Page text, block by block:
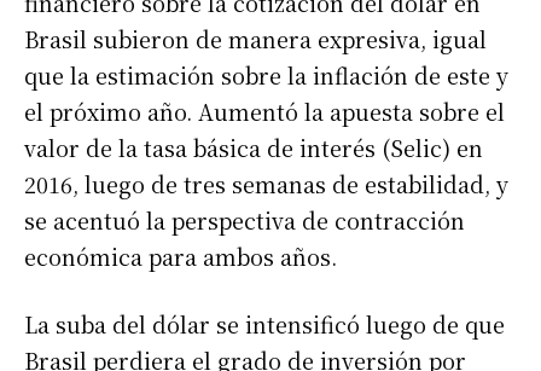
Brasil subieron de manera expresiva, igual
que la estimación sobre la inflación de este y
el próximo año. Aumentó la apuesta sobre el
valor de la tasa básica de interés (Selic) en
2016, luego de tres semanas de estabilidad, y
se acentuó la perspectiva de contracción
económica para ambos años.
La suba del dólar se intensificó luego de que
Brasil perdiera el grado de inversión por